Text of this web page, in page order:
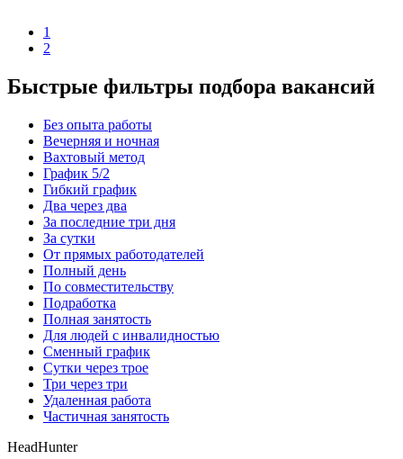
1
2
Быстрые фильтры подбора вакансий
Без опыта работы
Вечерняя и ночная
Вахтовый метод
График 5/2
Гибкий график
Два через два
За последние три дня
За сутки
От прямых работодателей
Полный день
По совместительству
Подработка
Полная занятость
Для людей с инвалидностью
Сменный график
Сутки через трое
Три через три
Удаленная работа
Частичная занятость
HeadHunter